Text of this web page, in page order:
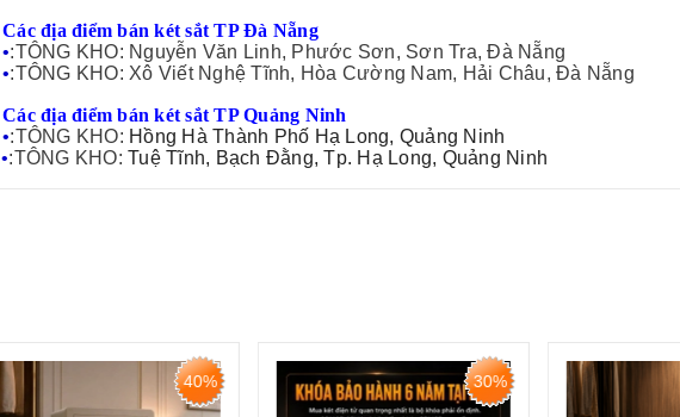
Các địa điểm bán két sắt TP Đà Nẵng
•:TÔNG KHO: Nguyễn Văn Linh, Phước Sơn, Sơn Tra, Đà Nẵng
•:TÔNG KHO: Xô Viết Nghệ Tĩnh, Hòa Cường Nam, Hải Châu, Đà Nẵng
Các địa điểm bán két sắt TP Quảng Ninh
•:TÔNG KHO: Hồng Hà Thành Phố Hạ Long, Quảng Ninh
•:TÔNG KHO: Tuệ Tĩnh, Bạch Đằng, Tp. Hạ Long, Quảng Ninh
30% 25%